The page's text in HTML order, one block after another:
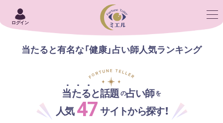
ログイン
当たると有名な「健康」占い師人気ランキング
当たると話題の占い師を
人気47サイトから探す！